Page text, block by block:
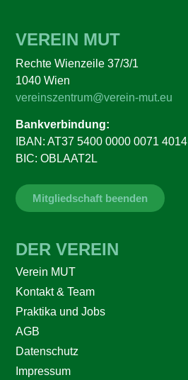
VEREIN MUT
Rechte Wienzeile 37/3/1
1040 Wien
vereinszentrum@verein-mut.eu
Bankverbindung:
IBAN: AT37 5400 0000 0071 4014
BIC: OBLAAT2L
Mitgliedschaft beenden
DER VEREIN
Verein MUT
Kontakt & Team
Praktika und Jobs
AGB
Datenschutz
Impressum